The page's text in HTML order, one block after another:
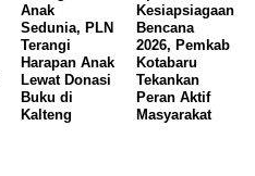
Anak
Sedunia, PLN
Terangi
Harapan Anak
Lewat Donasi
Buku di
Kalteng
Kesiapsiagaan
Bencana
2026, Pemkab
Kotabaru
Tekankan
Peran Aktif
Masyarakat